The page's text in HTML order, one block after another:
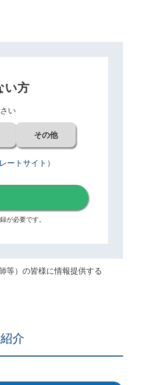
い方
い
その他
ートサイト ）
が必要です。
等）の皆様に情報提供する
介